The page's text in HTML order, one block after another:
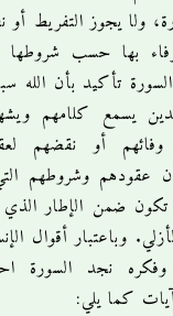
ولا يجوز التفريط
بها حسب شروطها
تأكيد بأن الله
يسمع كلامهم
أو نقضهم
عقودهم وشروطهم
ضمن الإطار الذي
وباعتبار أقوال
نجد السورة
كما يلي: